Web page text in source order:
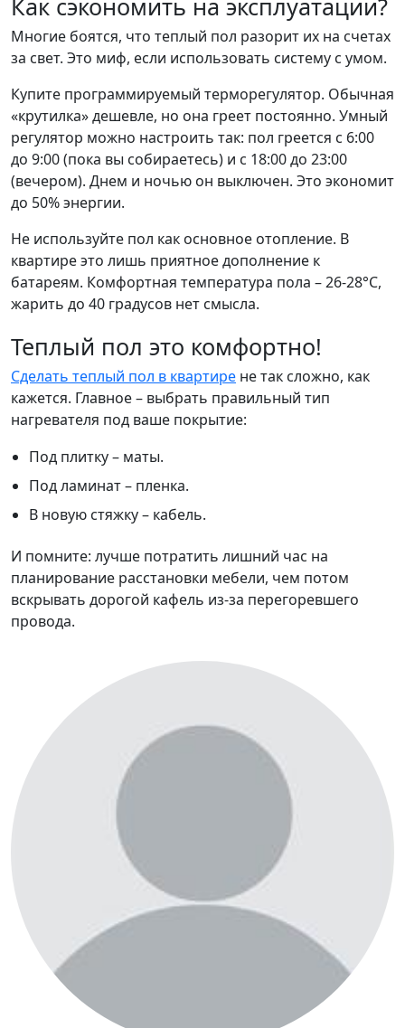
Как сэкономить на эксплуатации?
Многие боятся, что теплый пол разорит их на счетах
за свет. Это миф, если использовать систему с умом.
Купите программируемый терморегулятор. Обычная
«крутилка» дешевле, но она греет постоянно. Умный
регулятор можно настроить так: пол греется с 6:00
до 9:00 (пока вы собираетесь) и с 18:00 до 23:00
(вечером). Днем и ночью он выключен. Это экономит
до 50% энергии.
Не используйте пол как основное отопление. В
квартире это лишь приятное дополнение к
батареям. Комфортная температура пола – 26-28°C,
жарить до 40 градусов нет смысла.
Теплый пол это комфортно!
Сделать теплый пол в квартире не так сложно, как
кажется. Главное – выбрать правильный тип
нагревателя под ваше покрытие:
Под плитку – маты.
Под ламинат – пленка.
В новую стяжку – кабель.
И помните: лучше потратить лишний час на
планирование расстановки мебели, чем потом
вскрывать дорогой кафель из-за перегоревшего
провода.